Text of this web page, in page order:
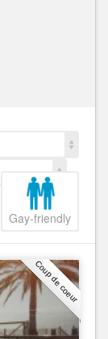
Gay-friendly
Coup de coeur